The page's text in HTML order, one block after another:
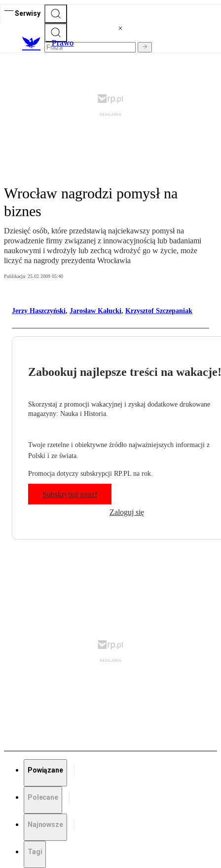
Serwisy
Prawo
Wrocław nagrodzi pomysł na
biznes
Dziesięć osób, które przedstawią najciekawszy pomysł na
prowadzenie firmy związanej z innowacyjnością lub badaniami
naukowymi i wdrożyły lub zechcą wdrożyć go w życie, może
liczyć na nagrody prezydenta Wrocławia
Publikacja: 25.02.2009 05:40
Jerzy Haszczyński, Jarosław Kałucki, Krzysztof Szczepaniak
Zabookuj najlepsze treści na wakacje!
Skorzystaj z promocji wakacyjnej i zyskaj dodatkowe drukowane
magazyny: Nauka i Historia.
Twoje rzetelne i obiektywne źródło najważniejszych informacji z
Polski i ze świata.
Promocja dotyczy subskrypcji RP.PL na rok.
Subskrybuj teraz!
Zaloguj się
Powiązane
Polecane
Najnowsze
Tagi